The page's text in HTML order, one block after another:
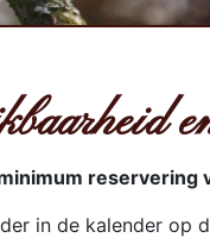
reservering
in de kalender op